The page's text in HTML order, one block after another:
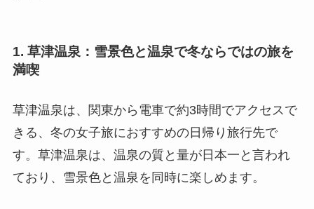
1. 草津温泉：雪景色と温泉で冬ならではの旅を
満喫
草津温泉は、関東から電車で約3時間でアクセスで
きる、冬の女子旅におすすめの日帰り旅行先で
す。草津温泉は、温泉の質と量が日本一と言われ
ており、雪景色と温泉を同時に楽しめます。